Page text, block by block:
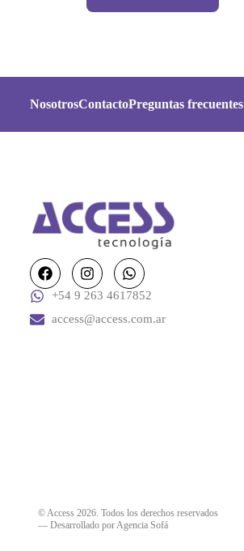
NosotrosContactoPreguntas frecuentes
+54 9 263 4617852
access@access.com.ar
© Access 2026. Todos los derechos reservados
— Desarrollado por Agencia Sofá